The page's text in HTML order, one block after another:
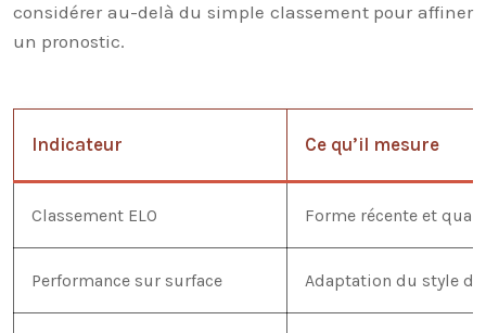
considérer au-delà du simple classement pour affiner
un pronostic.
Indicateur Ce qu’il mesure
Classement ELO Forme récente et
Performance sur surface Adaptation du style